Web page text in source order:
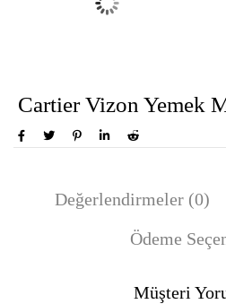
Cartier Vizon Yemek
Değerlendirmeler (0)
Ödeme
Müşteri